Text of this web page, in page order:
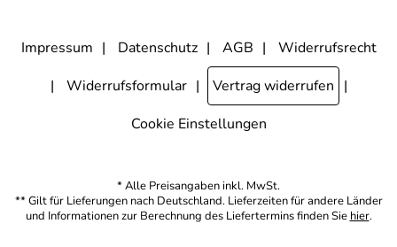
Impressum Datenschutz AGB
Widerrufsrecht
Widerrufsformular
Vertrag widerrufen
Cookie Einstellungen
* Alle Preisangaben inkl. MwSt.
** Gilt für Lieferungen nach Deutschland. Lieferzeiten für andere Länder
und Informationen zur Berechnung des Liefertermins finden Sie hier.